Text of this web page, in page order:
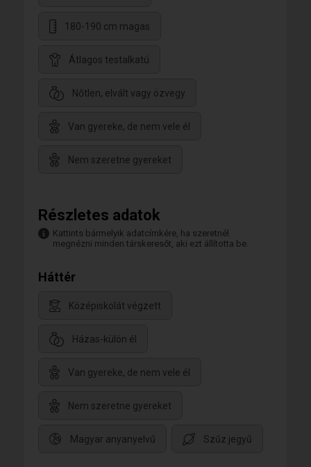
180-190 cm magas
Átlagos testalkatú
Nőtlen, elvált vagy özvegy
Van gyereke, de nem vele él
Nem szeretne gyereket
Részletes adatok
Kattints bármelyik adatcímkére, ha szeretnél
megnézni minden társkeresőt, aki ezt állította be.
Háttér
Középiskolát végzett
Házas-külön él
Van gyereke, de nem vele él
Nem szeretne gyereket
Magyar anyanyelvű Szűz jegyű